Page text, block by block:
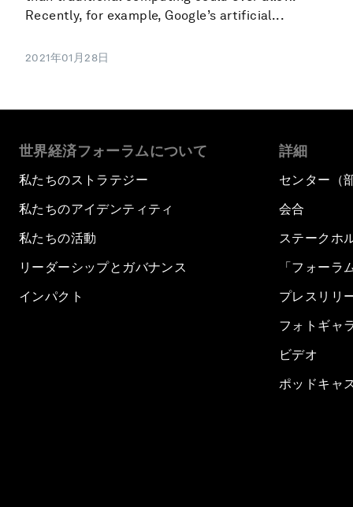
Recently, for example, Google’s artificial...
2021年01月28日
世界経済フォーラムについて
私たちのストラテジー
私たちのアイデンティティ
私たちの活動
リーダーシップとガバナンス
インパクト
詳細
センター（
会合
ステークホ
「フォーラ
プレスリリ
フォトギャ
ビデオ
ポッドキャ